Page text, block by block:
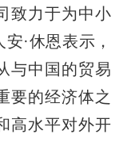
力于为中小
·休恩表示，
与中国的贸易
要的经济体之
高水平对外开